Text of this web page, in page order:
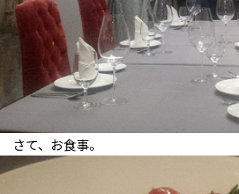
さて、お食事。